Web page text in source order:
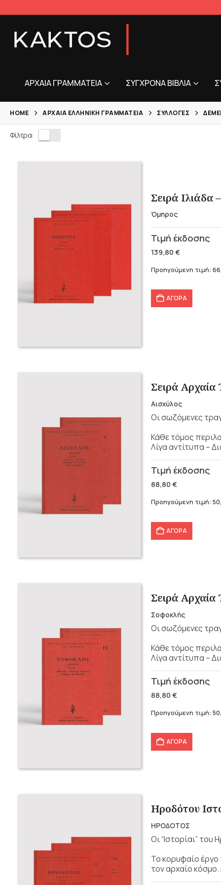
ΑΡΧΑΊΑ ΓΡΑΜΜΑΤΕΊΑ ΣΎΓΧΡΟΝΑ ΒΙΒΛΊΑ
HOME ΑΡΧΑΊΑ ΕΛΛΗΝΙΚΉ ΓΡΑΜΜΑΤΕΊΑ ΣΥΛΛΟΓΈΣ
Φίλτρα:
Σειρά Ιλιάδα
Όμηρος
139,80 €
Original
price
was:
Η
τρέχουσα
τιμή
66,00 €.
Προηγούμενη τιμή:
ΑΓΟΡΑ
Σειρά Αρχαία
Αισχύλος
Οι σωζόμενες
Κάθε τόμος
Λίγα αντίτυπα –
88,80 €
Original
price
was:
Η
τρέχουσα
τιμή
50,00 €.
Προηγούμενη τιμή:
ΑΓΟΡΑ
Σειρά
Σοφοκλής
Οι σωζόμενες
Κάθε τόμος
Λίγα αντίτυπα –
88,80 €
Original
price
was:
Η
τρέχουσα
τιμή
50,00 €.
Προηγούμενη τιμή:
ΑΓΟΡΑ
Ηροδότου
ΗΡΟΔΟΤΟΣ
Οι “Ιστορίαι”
Το κορυφαίο έργο
τον αρχαίο